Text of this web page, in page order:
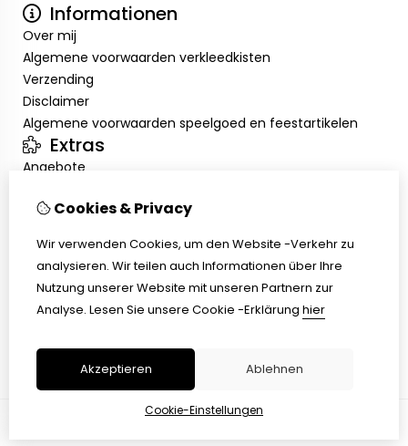
Informationen
Over mij
Algemene voorwaarden verkleedkisten
Verzending
Disclaimer
Algemene voorwaarden speelgoed en feestartikelen
Extras
Angebote
Inloggen
Kundenservice
Retouren
Cookies & Privacy
Wir verwenden Cookies, um den Website -Verkehr zu
analysieren. Wir teilen auch Informationen über Ihre
Nutzung unserer Website mit unseren Partnern zur
Analyse. Lesen Sie unsere Cookie -Erklärung hier
Akzeptieren Ablehnen
Cookie-Einstellungen